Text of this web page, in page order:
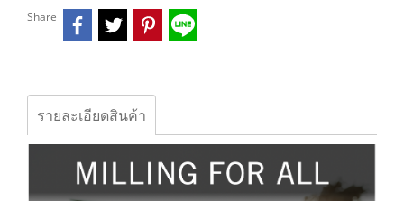
Share
รายละเอียดสินค้า